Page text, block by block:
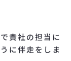
貴社の担当に
に伴走をしま